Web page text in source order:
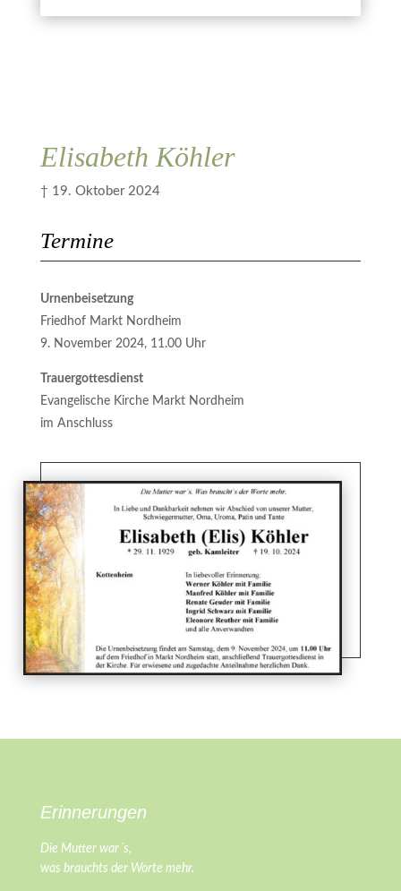
Elisabeth Köhler
† 19. Oktober 2024
Termine
Urnenbeisetzung
Friedhof Markt Nordheim
9. November 2024, 11.00 Uhr
Trauergottesdienst
Evangelische Kirche Markt Nordheim
im Anschluss
Erinnerungen
Die Mutter war´s,
was brauchts der Worte mehr.